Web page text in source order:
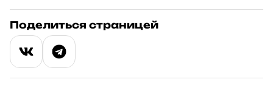
Поделиться страницей